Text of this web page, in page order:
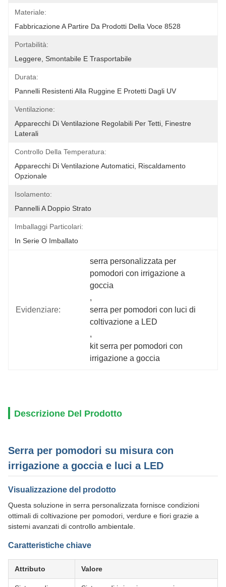
Materiale:
Fabbricazione A Partire Da Prodotti Della Voce 8528
Portabilità:
Leggere, Smontabile E Trasportabile
Durata:
Pannelli Resistenti Alla Ruggine E Protetti Dagli UV
Ventilazione:
Apparecchi Di Ventilazione Regolabili Per Tetti, Finestre
Laterali
Controllo Della Temperatura:
Apparecchi Di Ventilazione Automatici, Riscaldamento
Opzionale
Isolamento:
Pannelli A Doppio Strato
Imballaggi Particolari:
In Serie O Imballato
Evidenziare:
serra personalizzata per
pomodori con irrigazione a
goccia
,
serra per pomodori con luci di
coltivazione a LED
,
kit serra per pomodori con
irrigazione a goccia
Descrizione Del Prodotto
Serra per pomodori su misura con
irrigazione a goccia e luci a LED
Visualizzazione del prodotto
Questa soluzione in serra personalizzata fornisce condizioni
ottimali di coltivazione per pomodori, verdure e fiori grazie a
sistemi avanzati di controllo ambientale.
Caratteristiche chiave
Attributo Valore